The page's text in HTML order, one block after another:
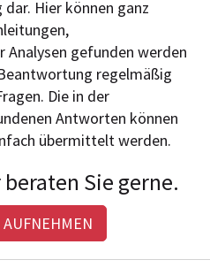
Hier können ganz
Analysen gefunden werden
regelmäßig
Die in der
Antworten können
übermittelt werden.
Sie gerne.